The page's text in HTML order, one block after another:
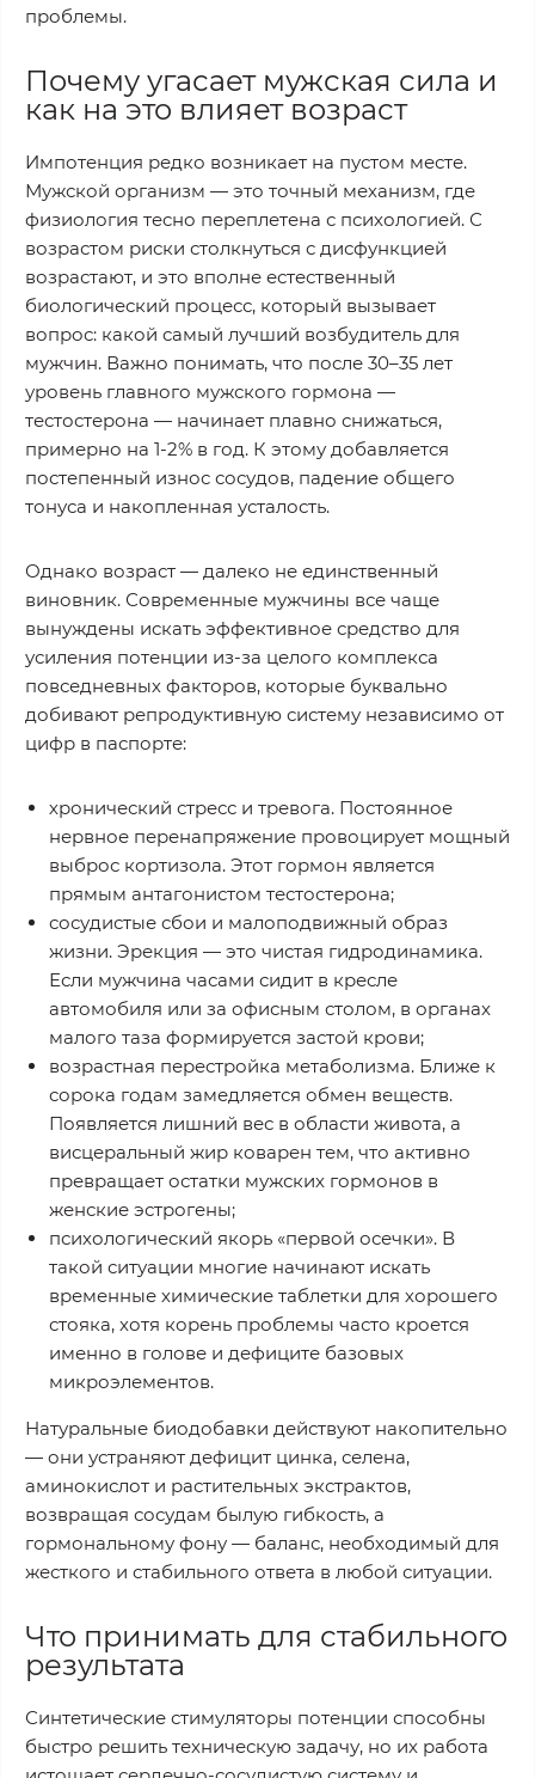
проблемы.
Почему угасает мужская сила и
как на это влияет возраст
Импотенция редко возникает на пустом месте.
Мужской организм — это точный механизм, где
физиология тесно переплетена с психологией. С
возрастом риски столкнуться с дисфункцией
возрастают, и это вполне естественный
биологический процесс, который вызывает
вопрос: какой самый лучший возбудитель для
мужчин. Важно понимать, что после 30–35 лет
уровень главного мужского гормона —
тестостерона — начинает плавно снижаться,
примерно на 1-2% в год. К этому добавляется
постепенный износ сосудов, падение общего
тонуса и накопленная усталость.
Однако возраст — далеко не единственный
виновник. Современные мужчины все чаще
вынуждены искать эффективное средство для
усиления потенции из-за целого комплекса
повседневных факторов, которые буквально
добивают репродуктивную систему независимо от
цифр в паспорте:
хронический стресс и тревога. Постоянное
нервное перенапряжение провоцирует мощный
выброс кортизола. Этот гормон является
прямым антагонистом тестостерона;
сосудистые сбои и малоподвижный образ
жизни. Эрекция — это чистая гидродинамика.
Если мужчина часами сидит в кресле
автомобиля или за офисным столом, в органах
малого таза формируется застой крови;
возрастная перестройка метаболизма. Ближе к
сорока годам замедляется обмен веществ.
Появляется лишний вес в области живота, а
висцеральный жир коварен тем, что активно
превращает остатки мужских гормонов в
женские эстрогены;
психологический якорь «первой осечки». В
такой ситуации многие начинают искать
временные химические таблетки для хорошего
стояка, хотя корень проблемы часто кроется
именно в голове и дефиците базовых
микроэлементов.
Натуральные биодобавки действуют накопительно
— они устраняют дефицит цинка, селена,
аминокислот и растительных экстрактов,
возвращая сосудам былую гибкость, а
гормональному фону — баланс, необходимый для
жесткого и стабильного ответа в любой ситуации.
Что принимать для стабильного
результата
Синтетические стимуляторы потенции способны
быстро решить техническую задачу, но их работа